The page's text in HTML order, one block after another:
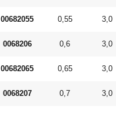
00682055 0,55 3,0
0068206 0,6 3,0
00682065 0,65 3,0
0068207 0,7 3,0